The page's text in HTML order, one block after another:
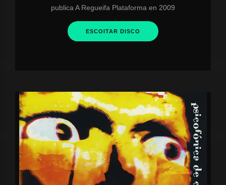
publica A Regueifa Plataforma en 2009
ESCOITAR DISCO